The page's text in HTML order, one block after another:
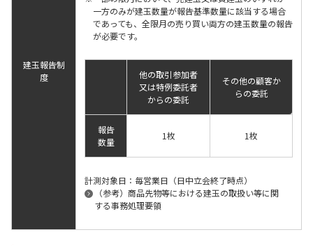
建玉報告制
度
一方のみが建玉数量が報告基準数量に該当する場合
であっても、全限月の売り買い両方の建玉数量の報告
が必要です。
他の取引参加者
又は特例委託者
からの委託
その他の顧客か
らの委託
報告
数量
1枚 1枚
計測対象日：毎営業日（日中立会終了時点）
（参考）商品先物等における建玉の取扱い等に関
する事務処理要領